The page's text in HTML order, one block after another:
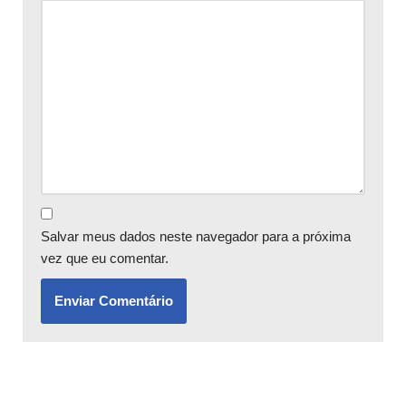
Salvar meus dados neste navegador para a próxima
vez que eu comentar.